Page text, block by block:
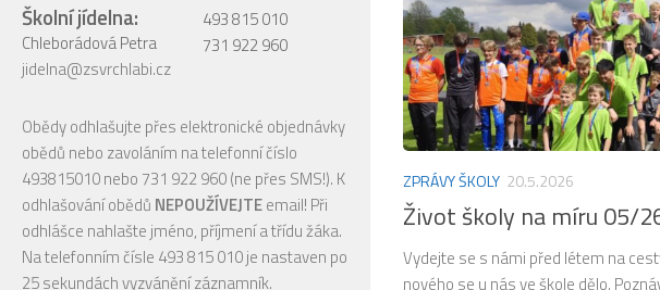
ZPRÁVY ŠKOLY 20.5.2026
Život školy na míru 05/
Vydejte se s námi před létem na
nového se u nás ve škole dělo.
Školní jídelna:
Chleborádová Petra
jidelna@zsvrchlabi.cz
493 815 010
731 922 960
Obědy odhlašujte přes elektronické objednávky
obědů nebo zavoláním na telefonní číslo
493815010 nebo 731 922 960 (ne přes SMS!). K
odhlašování obědů NEPOUŽÍVEJTEemail! Při
odhlášce nahlašte jméno, příjmení a třídu žáka.
Na telefonním čísle 493 815 010 je nastaven po
25 sekundách vyzvánění záznamník.